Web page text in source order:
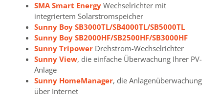
SMA Smart Energy Wechselrichter mit
integriertem Solarstromspeicher
Sunny Boy SB3000TL/SB4000TL/SB5000TL
Sunny Boy SB2000HF/SB2500HF/SB3000HF
Sunny Tripower Drehstrom-Wechselrichter
Sunny View, die einfache Überwachung Ihrer PV-
Anlage
Sunny HomeManager, die Anlagenüberwachung
über Internet